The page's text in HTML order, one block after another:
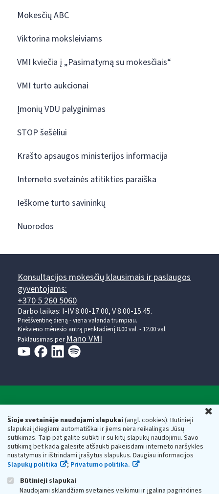
Šioje svetainėje naudojami slapukai(angl. cookies). Būtinieji
slapukai įdiegiami automatiškai ir jiems nėra reikalingas Jūsų
sutikimas. Taip pat galite sutikti ir su kitų slapukų naudojimu. Savo
sutikimą bet kada galėsite atšaukti pakeisdami interneto naršyklės
nustatymus ir ištrindami įrašytus slapukus. Daugiau informacijos
Slapukų politika
; Privatumo politika.
Būtinieji slapukai
Naudojami sklandžiam svetainės veikimui ir įgalina pagrindines
Mokesčių ABC
Viktorina moksleiviams
VMI kviečia į „Pasimatymą su mokesčiais“
VMI turto aukcionai
Įmonių VDU palyginimas
STOP šešėliui
Krašto apsaugos ministerijos informacija
Interneto svetainės atitikties paraiška
Ieškome turto savininkų
Nuorodos
Konsultacijos mokesčių klausimais ir paslaugos
gyventojams:
+370 5 260 5060
Darbo laikas: I-IV 8.00-17.00, V 8.00-15.45.
Prieššventinę dieną - viena valanda trumpiau.
Kiekvieno mėnesio antrą penktadienį 8.00 val. - 12.00 val.
Paklausimas per Mano VMI
Respublikos finansų ministerijos
Biudžetinė įstaiga. Juridinio asmens kodas — 188659752,
adresas: Vasario 16-osios g. 14, 01107 Vilnius, Lietuva, el.paštas:
vmi@vmi.lt, E. pristatymo dėžutės adresas 188659752
Duomenys apie Valstybinę mokesčių inspekciją prie Lietuvos
Respublikos finansų ministerijos kaupiami ir saugomi Juridinių